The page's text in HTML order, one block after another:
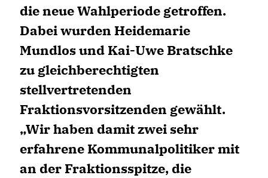
die neue Wahlperiode getroffen.
Dabei wurden Heidemarie
Mundlos und Kai-Uwe Bratschke
zu gleichberechtigten
stellvertretenden
Fraktionsvorsitzenden gewählt.
Wir haben damit zwei sehr
erfahrene Kommunalpolitiker mit
an der Fraktionsspitze, die